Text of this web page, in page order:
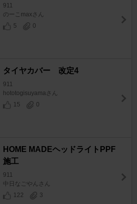
911
のーこmaxさん
5
0
タイヤカバー 改定4
911
hototogisuyamaさん
15
0
HOME MADEヘッドライトPPF
施工
911
中日なごやんさん
122
3